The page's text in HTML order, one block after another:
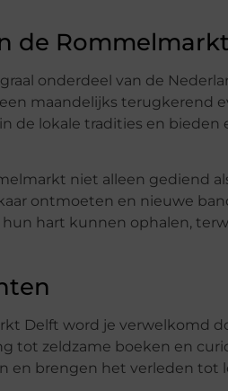
de
onderdeel van de
maandelijks terugkerend
de lokale tradities en
niet alleen gediend
ontmoeten en nieuwe
hart kunnen ophalen,
Delft word je verwelkomd
tot zeldzame boeken en
en brengen het verleden tot